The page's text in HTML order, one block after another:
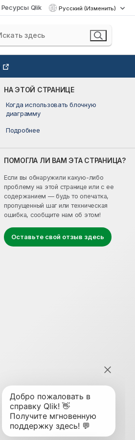
Ресурсы Qlik Русский (Изменить)
НА ЭТОЙ СТРАНИЦЕ
Когда использовать блочную
диаграмму
Подробнее
ПОМОГЛА ЛИ ВАМ ЭТА СТРАНИЦА?
Если вы обнаружили какую-либо
проблему на этой странице или с ее
содержанием — будь то опечатка,
пропущенный шаг или техническая
ошибка, сообщите нам об этом!
Оставьте свой отзыв здесь